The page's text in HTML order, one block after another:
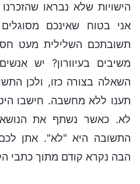
הישויות שלא נבראו
אני בטוח שאינכם
תשובתכם השלילית מעט
משיבים בעיוורון? יש
השאלה בצורה כזו, ולכן
תענו ללא מחשבה. חישבו
לא. כאשר נשתף את
התשובה היא "לא". אתן
הבה נקרא קודם מתוך כתבי